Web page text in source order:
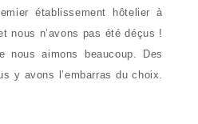
établissement hôtelier à
nous n’avons pas été déçus !
nous aimons beaucoup. Des
y avons l’embarras du choix.